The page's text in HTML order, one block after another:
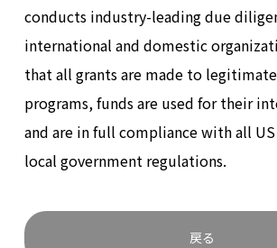
conducts industry-leading due
international and domestic
that all grants are made to
programs, funds are used for their
and are in full compliance with all US
local government regulations.
戻る